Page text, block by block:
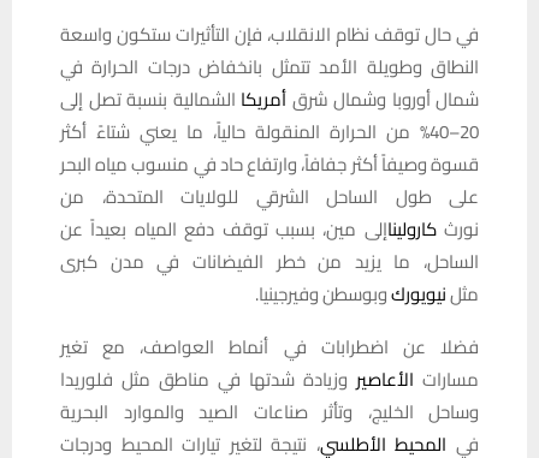
في حال توقف نظام الانقلاب، فإن التأثيرات ستكون واسعة
النطاق وطويلة الأمد تتمثل بانخفاض درجات الحرارة في
شمال أوروبا وشمال شرقأمريكا الشمالية بنسبة تصل إلى
20–40% من الحرارة المنقولة حالياً، ما يعني شتاءً أكثر
قسوة وصيفاً أكثر جفافاً، وارتفاع حاد في منسوب مياه البحر
على طول الساحل الشرقي للولايات المتحدة، من
نورثكاروليناإلى مين، بسبب توقف دفع المياه بعيداً عن
الساحل، ما يزيد من خطر الفيضانات في مدن كبرى
مثلنيويوركوبوسطن وفيرجينيا.
فضلا عن اضطرابات في أنماط العواصف، مع تغير
مسارات الأعاصير وزيادة شدتها في مناطق مثل فلوريدا
وساحل الخليج، وتأثر صناعات الصيد والموارد البحرية
في المحيط الأطلسي، نتيجة لتغير تيارات المحيط ودرجات